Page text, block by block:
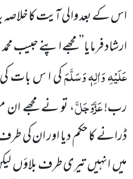
اس کے بعد والی آیت کا
ارشاد فرمایا’’مجھے اپنے حبیب
عَلَیْہِ وَاٰلِہٖ وَسَلَّمَکی ا س بات
رب!عَزَّوَجَلَّ، تو نے مجھے
ڈرانے کا حکم دیا اور ان کی طرف
میں انہیں تیری طرف بلاؤں